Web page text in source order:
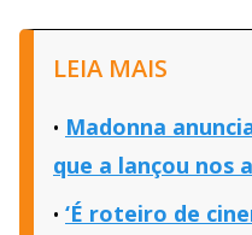
LEIA MAIS
Madonna
que a lançou nos
‘É roteiro de